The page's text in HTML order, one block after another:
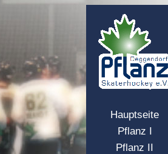
Hauptseite
Pflanz I
Pflanz II